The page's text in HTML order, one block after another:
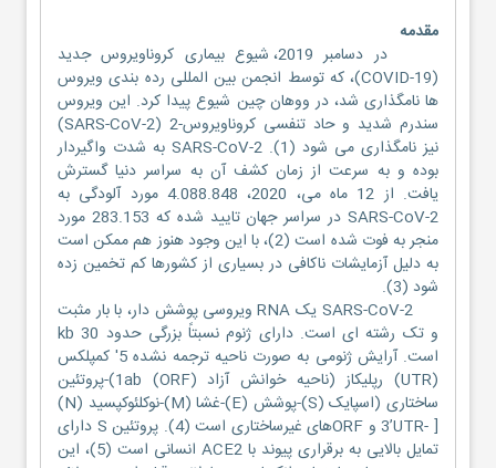
مقدمه
در دسامبر 2019، شیوع بیماری کروناویروس جدید
(COVID-19)، که توسط انجمن بین المللی رده بندی ویروس
ها نامگذاری شد، در ووهان چین شیوع پیدا کرد. این ویروس
سندرم شدید و حاد تنفسی کروناویروس-2 (SARS-CoV-2)
نیز نامگذاری می شود (1). SARS-CoV-2 به شدت واگیردار
بوده و به سرعت از زمان کشف آن به سراسر دنیا گسترش
یافت. از 12 ماه می، 2020، 4.088.848 مورد آلودگی به
SARS-CoV-2 در سراسر جهان تایید شده که 283.153 مورد
منجر به فوت شده است (2)، با این وجود هنوز هم ممکن است
به دلیل آزمایشات ناکافی در بسیاری از کشورها کم تخمین زده
شود (3).
SARS-CoV-2 یک RNA ویروسی پوشش دار، با بار مثبت
و تک رشته ای است. دارای ژنوم نسبتاً بزرگی حدود 30 kb
است. آرایش ژنومی به صورت ناحیه ترجمه نشده 5′ کمپلکس
(UTR) رپلیکاز (ناحیه خوانش آزاد (ORF) 1ab)-پروتئین
ساختاری (اسپایک (S)-پوشش (E)-غشا (M)-نوکلئوکپسید (N)
[ -3’UTR و ORFهای غیرساختاری است (4). پروتئین S دارای
تمایل بالایی به برقراری پیوند با ACE2 انسانی است (5)، این